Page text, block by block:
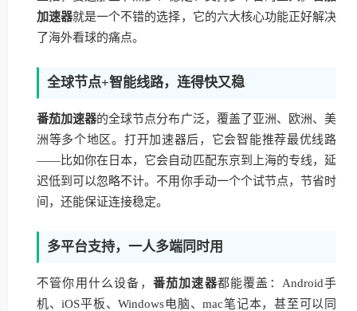
加速器就是一个不错的选择，它的六大核心功能正好解决
了海外看球的痛点。
全球节点+智能线路，连得快又稳
番茄加速器的全球节点分布广泛，覆盖了亚洲、欧洲、美
洲等多个地区。打开加速器后，它会智能推荐最优线路
——比如你在日本，它会自动匹配东京到上海的专线，延
迟低到可以忽略不计。不用你手动一个个试节点，节省时
间，还能保证连接稳定。
多平台支持，一人多端同时用
不管你用什么设备， 番茄加速器都能覆盖：Android手
机、iOS平板、Windows电脑、mac笔记本，甚至可以同